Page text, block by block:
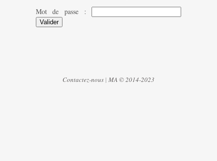
Mot de passe :
Contactez-nous | MA © 2014-2023